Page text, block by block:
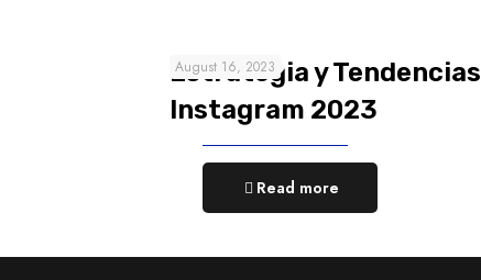
August 16, 2023
Estrategia y Tendencias
Instagram 2023
Read more